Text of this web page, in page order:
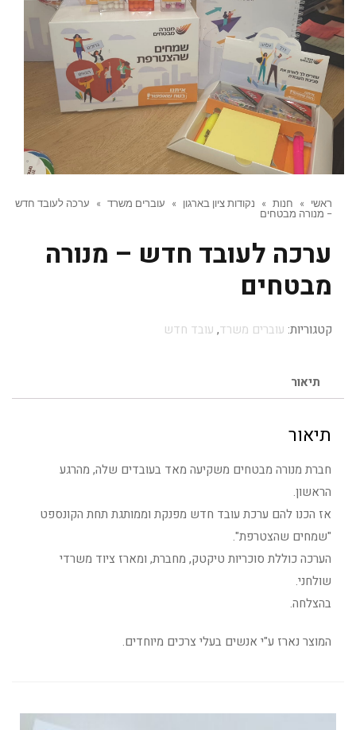
ראשי » חנות » נקודות ציון בארגון » עוברים משרד »
ערכה לעובד חדש
– מנורה מבטחים
ערכה לעובד חדש – מנורה
מבטחים
קטגוריות: עוברים משרד, עובד חדש
תיאור
תיאור
חברת מנורה מבטחים משקיעה מאד בעובדים שלה, מהרגע
הראשון.
אז הכנו להם ערכת עובד חדש מפנקת וממותגת תחת הקונספט
"שמחים שהצטרפת".
הערכה כוללת סוכריות טיקטק, מחברת, ומארז ציוד משרדי
שולחני.
בהצלחה.
המוצר נארז ע"י אנשים בעלי צרכים מיוחדים.